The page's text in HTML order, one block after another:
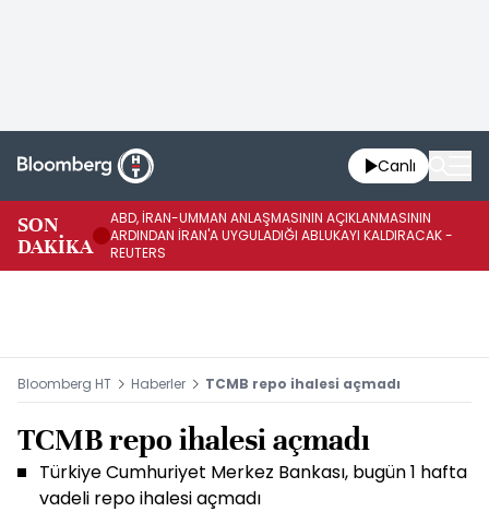
Canlı
SON
DAKİKA
ABD, İRAN-UMMAN ANLAŞMASININ AÇIKLANMASININ
ARDINDAN İRAN'A UYGULADIĞI ABLUKAYI KALDIRACAK -
REUTERS
Bloomberg HT Haberler TCMB repo ihalesi açmadı
TCMB repo ihalesi açmadı
Türkiye Cumhuriyet Merkez Bankası, bugün 1 hafta
vadeli repo ihalesi açmadı